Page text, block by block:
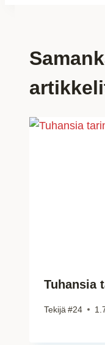
Tuhansia
Tekijä #24